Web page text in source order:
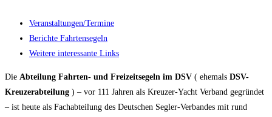
Veranstaltungen/Termine
Berichte Fahrtensegeln
Weitere interessante Links
Die Abteilung Fahrten- und Freizeitsegeln im DSV ( ehemals DSV-
Kreuzerabteilung ) – vor 111 Jahren als Kreuzer-Yacht Verband gegründet
– ist heute als Fachabteilung des Deutschen Segler-Verbandes mit rund